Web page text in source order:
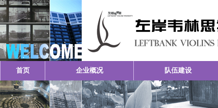
首页 企业概况 队伍建设